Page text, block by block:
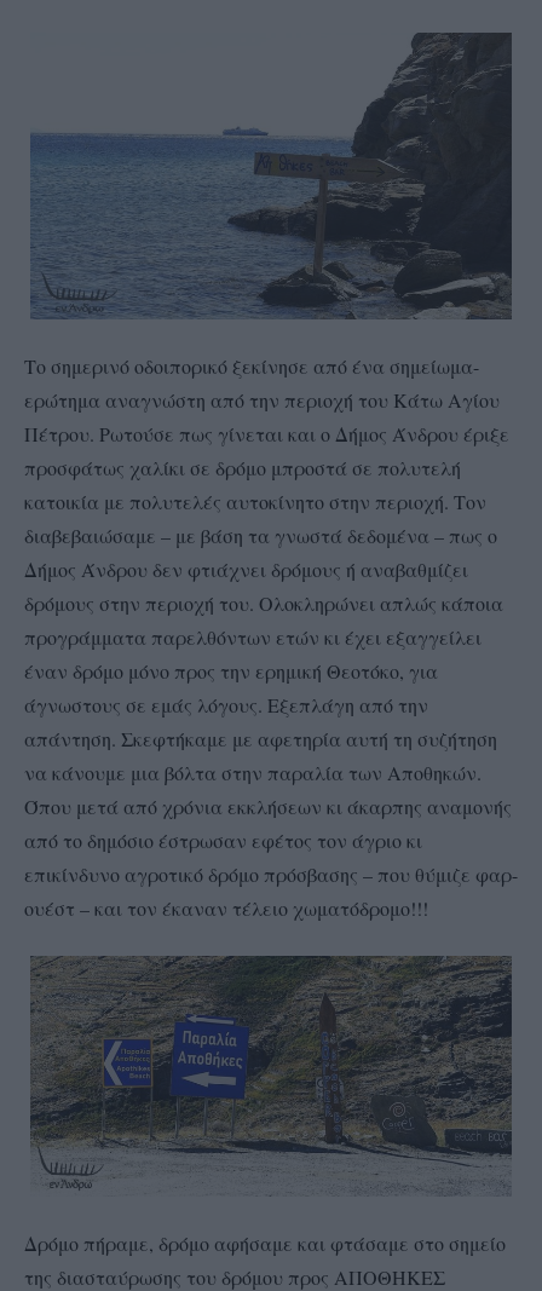
Το σημερινό οδοιπορικό ξεκίνησε από ένα σημείωμα-
ερώτημα αναγνώστη από την περιοχή του Κάτω Αγίου
Πέτρου. Ρωτούσε πως γίνεται και ο Δήμος Άνδρου έριξε
προσφάτως χαλίκι σε δρόμο μπροστά σε πολυτελή
κατοικία με πολυτελές αυτοκίνητο στην περιοχή. Τον
διαβεβαιώσαμε – με βάση τα γνωστά δεδομένα – πως ο
Δήμος Άνδρου δεν φτιάχνει δρόμους ή αναβαθμίζει
δρόμους στην περιοχή του. Ολοκληρώνει απλώς κάποια
προγράμματα παρελθόντων ετών κι έχει εξαγγείλει
έναν δρόμο μόνο προς την ερημική Θεοτόκο, για
άγνωστους σε εμάς λόγους. Εξεπλάγη από την
απάντηση. Σκεφτήκαμε με αφετηρία αυτή τη συζήτηση
να κάνουμε μια βόλτα στην παραλία των Αποθηκών.
Όπου μετά από χρόνια εκκλήσεων κι άκαρπης αναμονής
από το δημόσιο έστρωσαν εφέτος τον άγριο κι
επικίνδυνο αγροτικό δρόμο πρόσβασης – που θύμιζε φαρ-
ουέστ – και τον έκαναν τέλειο χωματόδρομο!!!
Δρόμο πήραμε, δρόμο αφήσαμε και φτάσαμε στο σημείο
της διασταύρωσης του δρόμου προς ΑΠΟΘΗΚΕΣ